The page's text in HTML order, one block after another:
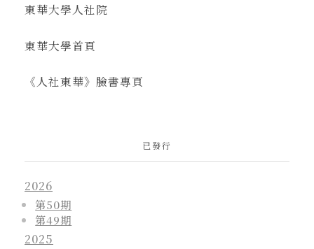
東華大學人社院
東華大學首頁
《人社東華》臉書專頁
已發行
2026
第50期
第49期
2025